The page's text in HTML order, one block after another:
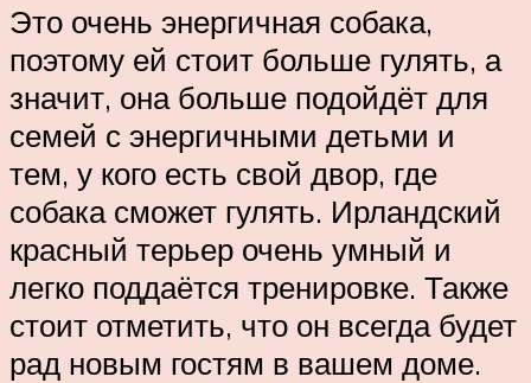
Это очень энергичная собака,
поэтому ей стоит больше гулять, а
значит, она больше подойдёт для
семей с энергичными детьми и
тем, у кого есть свой двор, где
собака сможет гулять. Ирландский
красный терьер очень умный и
легко поддаётся тренировке. Также
стоит отметить, что он всегда будет
рад новым гостям в вашем доме.